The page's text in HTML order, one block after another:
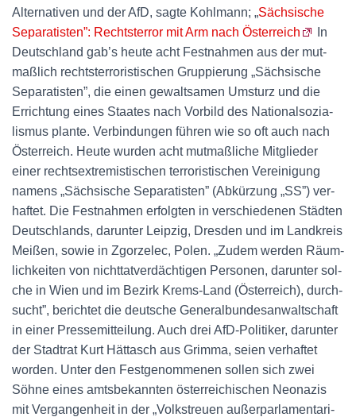
Alternativen und der AfD, sagte Kohlmann; „Sächsische
Separatisten”: Rechtsterror mit Arm nach Österreich
In
Deutsch­land gab’s heu­te acht Fest­nah­men aus der mut­
maß­lich rechts­ter­ro­ris­ti­schen Grup­pie­rung „Säch­si­sche
Sepa­ra­tis­ten”, die einen gewalt­sa­men Umsturz und die
Errich­tung eines Staa­tes nach Vor­bild des Natio­nal­so­zia­
lis­mus plan­te. Ver­bin­dun­gen füh­ren wie so oft auch nach
Österreich. Heu­te wur­den acht mut­maß­li­che Mit­glie­der
einer rechts­extre­mis­ti­schen ter­ro­ris­ti­schen Ver­ei­ni­gung
namens „Säch­si­sche Sepa­ra­tis­ten” (Abkür­zung „SS”) ver­
haf­tet. Die Fest­nah­men erfolg­ten in ver­schie­de­nen Städ­ten
Deutsch­lands, dar­un­ter Leip­zig, Dres­den und im Land­kreis
Mei­ßen, sowie in Zgor­zel­ec, Polen. „Zudem wer­den Räum­
lich­kei­ten von nicht­tat­ver­däch­ti­gen Per­so­nen, dar­un­ter sol­
che in Wien und im Bezirk Krems-Land (Öster­reich), durch­
sucht”, berich­tet die deut­sche Gene­ral­bun­des­an­walt­schaft
in einer Pres­se­mit­tei­lung. Auch drei AfD-Poli­ti­ker, dar­un­ter
der Stadt­rat Kurt Hätt­asch aus Grim­ma, sei­en ver­haf­tet
worden. Unter den Fest­ge­nom­me­nen sol­len sich zwei
Söh­ne eines amts­be­kann­ten öster­rei­chi­schen Neo­na­zis
mit Ver­gan­gen­heit in der „Volks­treu­en außer­par­la­men­ta­ri­